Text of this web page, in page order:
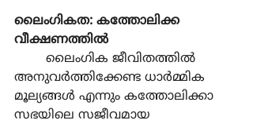
ലൈംഗികത: കത്തോലിക്ക
വീക്ഷണത്തില്‍
അനുവര്‍ത്തിക്കേണ്ട ധാര്‍മ്മിക
മൂല്യങ്ങള്‍ എന്നും കത്തോലിക്കാ
സഭയിലെ സജീവമായ